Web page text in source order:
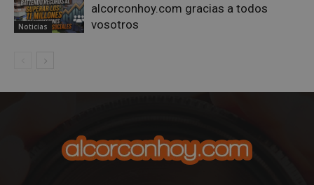
Noticias
alcorconhoy.com gracias a todos
vosotros